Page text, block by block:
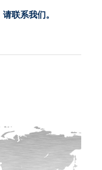
请联系我们。